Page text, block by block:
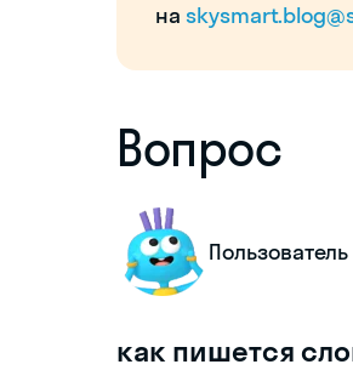
на
Вопрос
Пользователь
как пишется